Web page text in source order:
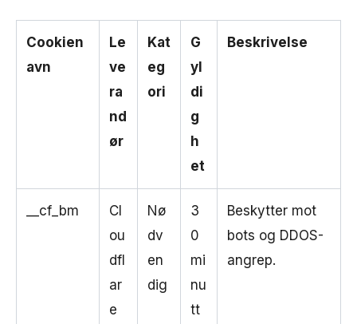
Cookien
avn
Le
ve
ra
nd
ør
Kat
eg
ori
G
yl
di
g
h
et
Beskrivelse
__cf_bm
Cl
ou
dfl
ar
e
Nø
dv
en
dig
3
0
mi
nu
tt
Beskytter mot
bots og DDOS-
angrep.